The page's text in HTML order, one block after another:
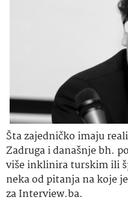
Šta zajedničko imaju
Zadruga i današnje bh.
više inklinira turskim ili
neka od pitanja na koje
za Interview.ba.